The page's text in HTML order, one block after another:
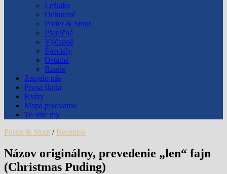
Ležiaky
Ochutené
Porter & Stout
Pšeničné
Výčapné
Špeciály
Ostatné
Rande
Zaujalo nás
Pivná škola
Kvízy
Mapa pivovarov
To sme my
Porter & Stout / Recenzie
Názov originálny, prevedenie „len“ fajn
(Christmas Puding)